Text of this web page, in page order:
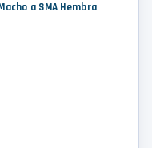
a SMA Hembra